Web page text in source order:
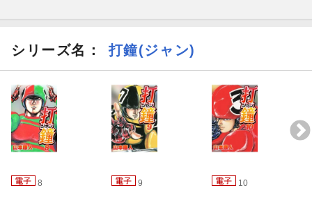
シリーズ名： 打鐘(ジャン)
8 9 10